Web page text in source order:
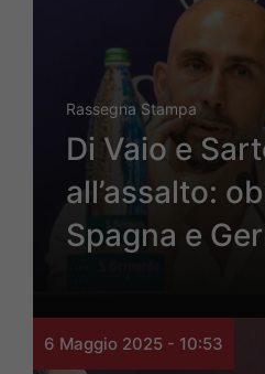
Rassegna Stampa
Di Vaio e
all’assalto:
Spagna e
6 Maggio 2025 - 10:53